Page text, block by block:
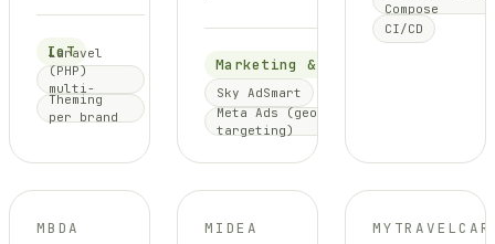
IoT
Laravel
(PHP)
multi-
tenant
Theming
per brand
Marketing & GEO
Sky AdSmart
Meta Ads (geo-
targeting)
Compose
CI/CD
MBDAMBDA MIDEA MYTRAVELCARD